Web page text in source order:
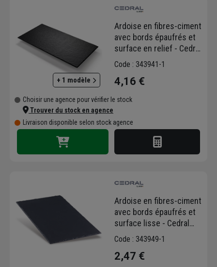
+ 1 modèle
Ardoise en fibres-ciment
avec bords épaufrés et
surface en relief - Cedral
Tecta Texture - 40,0 CM x
24,0 CM - Gris foncé
Code : 343941-1
4,16 €
Choisir une agence pour vérifier le stock
Trouver du stock en agence
Livraison disponible selon stock agence
Ardoise en fibres-ciment
avec bords épaufrés et
surface lisse - Cedral
Tecta Créative - 40,0 CM
x 24,0 CM - Gris foncé
Code : 343949-1
2,47 €